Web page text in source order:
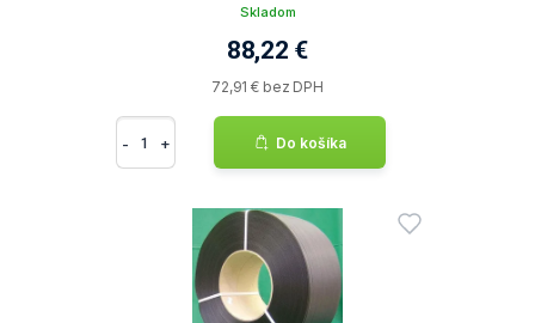
Skladom
88,22 €
72,91 € bez DPH
- + Do košíka